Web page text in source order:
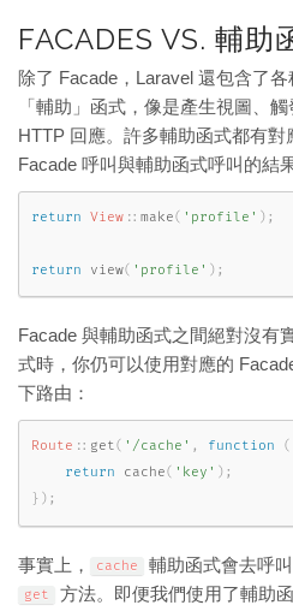
FACADES VS. 輔助
除了 Facade，Laravel 還包含了
「輔助」函式，像是產生視圖、
HTTP 回應。許多輔助函式都有對
Facade 呼叫與輔助函式呼叫的結
return View :: make( 'profile' ) ;
return view( 'profile' ) ;
Facade 與輔助函式之間絕對沒有
式時，你仍可以使用對應的
下路由：
Route :: get( '/cache' , function (
return
cache( 'key' ) ;
} ) ;
事實上， cache 輔助函式會去呼叫
get
方法。即便我們使用了輔助